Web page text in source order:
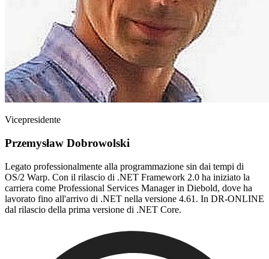
Vicepresidente
Przemysław Dobrowolski
Legato professionalmente alla programmazione sin dai tempi di
OS/2 Warp. Con il rilascio di .NET Framework 2.0 ha iniziato la
carriera come Professional Services Manager in Diebold, dove ha
lavorato fino all'arrivo di .NET nella versione 4.61. In DR-ONLINE
dal rilascio della prima versione di .NET Core.